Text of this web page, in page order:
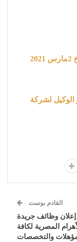
الوكيل لشركة
القادم بوست
وظائف جريدة
المصرية لكافة
والتخصصات